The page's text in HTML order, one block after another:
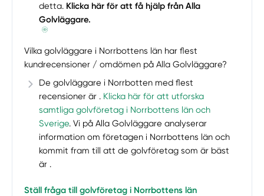
detta. Klicka här för att få hjälp från Alla
Golvläggare.
Vilka golvläggare i Norrbottens län har flest
kundrecensioner / omdömen på Alla Golvläggare?
De golvläggare i Norrbotten med flest
recensioner är . Klicka här för att utforska
samtliga golvföretag i Norrbottens län och
Sverige. Vi på Alla Golvläggare analyserar
information om företagen i Norrbottens län och
kommit fram till att de golvföretag som är bäst
är .
Ställ fråga till golvföretag i Norrbottens län